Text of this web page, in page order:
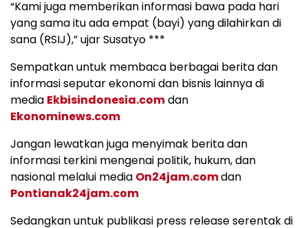
“Kami juga memberikan informasi bawa pada hari
yang sama itu ada empat (bayi) yang dilahirkan di
sana (RSIJ),” ujar Susatyo ***
Sempatkan untuk membaca berbagai berita dan
informasi seputar ekonomi dan bisnis lainnya di
media Ekbisindonesia.comdan
Ekonominews.com
Jangan lewatkan juga menyimak berita dan
informasi terkini mengenai politik, hukum, dan
nasional melalui media On24jam.comdan
Pontianak24jam.com
Sedangkan untuk publikasi press release serentak di